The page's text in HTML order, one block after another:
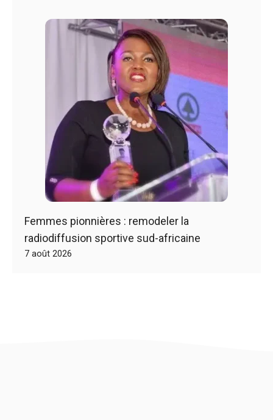
Femmes pionnières : remodeler la
radiodiffusion sportive sud-africaine
7 août 2026